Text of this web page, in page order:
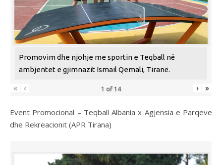
Promovim dhe njohje me sportin e Teqball në
ambjentet e gjimnazit Ismail Qemali, Tiranë.
« ‹ 1 of 14 › »
Event Promocional – Teqball Albania x Agjensia e Parqeve
dhe Rekreacionit (APR Tirana)